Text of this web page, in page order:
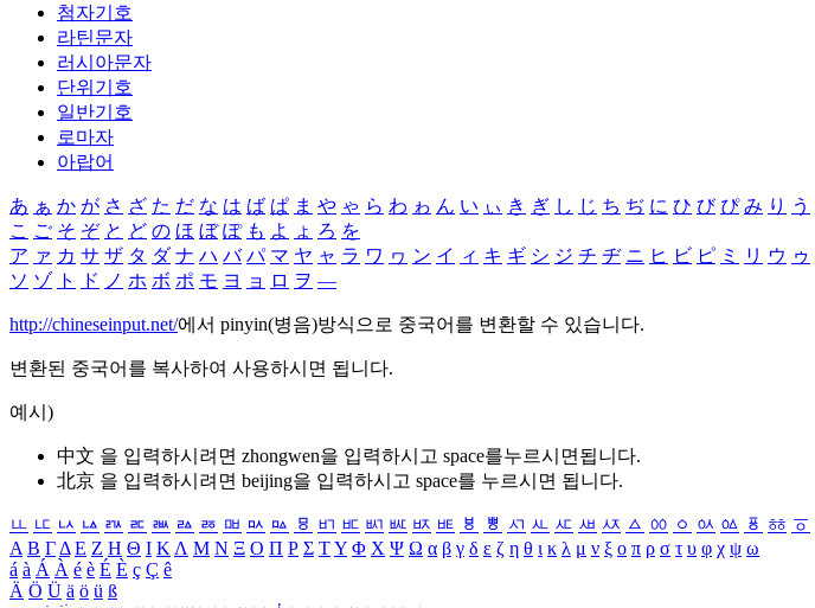
첨자기호
라틴문자
러시아문자
단위기호
일반기호
로마자
아랍어
あ ぁ か が さ ざ た だ な は ば ぱ ま や ゃ ら わ ゎ ん い ぃ き ぎ し じ ち ぢ に ひ び ぴ み り う
こ ご そ ぞ と ど の ほ ぼ ぽ も よ ょ ろ を
ア ァ カ サ ザ タ ダ ナ ハ バ パ マ ヤ ャ ラ ワ ヮ ン イ ィ キ ギ シ ジ チ ヂ ニ ヒ ビ ピ ミ リ ウ ゥ
ソ ゾ ト ド ノ ホ ボ ポ モ ヨ ョ ロ ヲ ―
http://chineseinput.net/에서 pinyin(병음)방식으로 중국어를 변환할 수 있습니다.
변환된 중국어를 복사하여 사용하시면 됩니다.
예시)
中文 을 입력하시려면 zhongwen을 입력하시고 space를누르시면됩니다.
北京 을 입력하시려면 beijing을 입력하시고 space를 누르시면 됩니다.
ㅥ ㅦ ㅧ ㅨ ㅩ ㅪ ㅫ ㅬ ㅭ ㅮ ㅯ ㅰ ㅱ ㅲ ㅳ ㅴ ㅵ ㅶ ㅷ ㅸ ㅹ ㅺ ㅻ ㅼ ㅽ ㅾ ㅿ ㆀ ㆁ ㆂ ㆃ ㆄ ㆅ ㆆ
Α Β ΓΔ Ε Ζ Η Θ Ι ΚΛ Μ Ν Ξ Ο Π Ρ Σ ΤΥ Φ Χ Ψ Ω α β γ δ ε ζ η θ ι κ λ μ ν ξ ο π ρ σ τ υ φ χ ψ ω
á à Á À é è É È ç Ç ê
Ä Ö Ü ä ö ü ß